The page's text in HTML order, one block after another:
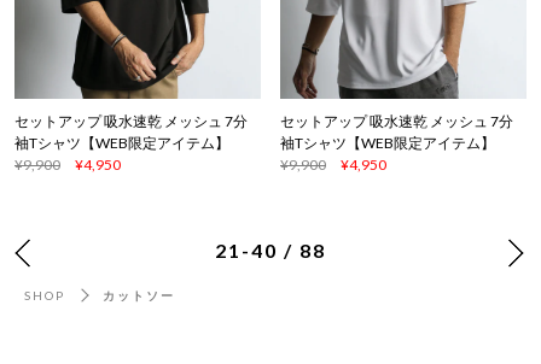
セットアップ 吸水速乾 メッシュ 7分
袖Tシャツ【WEB限定アイテム】
¥9,900
¥4,950
セットアップ 吸水速乾 メッシュ 7分
袖Tシャツ【WEB限定アイテム】
¥9,900
¥4,950
21-40 / 88
SHOP カットソー